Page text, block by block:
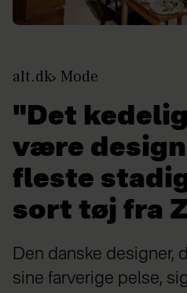
alt.dk Mode
"Det
være
fleste
sort tøj fra
Den danske designer,
sine farverige pelse,